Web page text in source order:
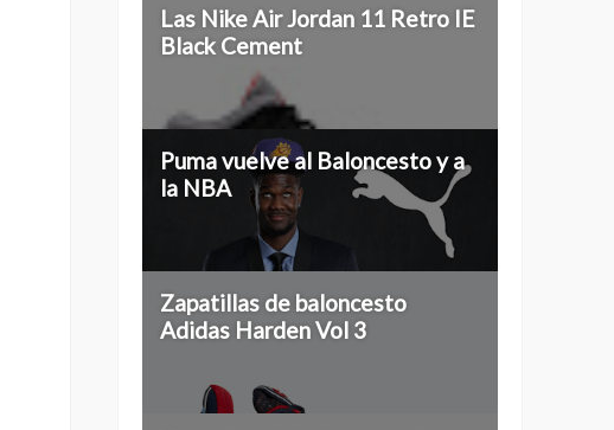
Las Nike Air Jordan 11 Retro IE
Black Cement
Puma vuelve al Baloncesto y a
la NBA
Zapatillas de baloncesto
Adidas Harden Vol 3